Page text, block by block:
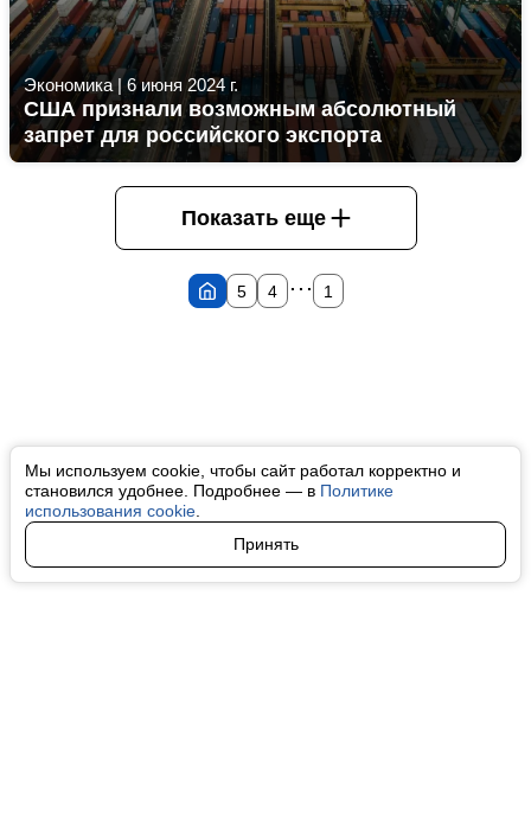
Мы используем cookie, чтобы сайт работал корректно и
становился удобнее. Подробнее — в Политике
использования cookie
Принять
Экономика | 6 июня 2024 г.
США признали возможным абсолютный
запрет для российского экспорта
Показать еще
5 4 ... 1